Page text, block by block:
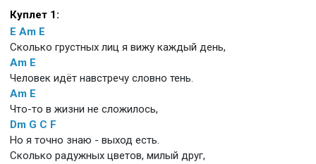
Куплет 1:
E Am E
Сколько грустных лиц я вижу каждый день,
Am E
Человек идёт навстречу словно тень.
Am E
Что-то в жизни не сложилось,
Dm G C F
Но я точно знаю - выход есть.
Сколько радужных цветов, милый друг,